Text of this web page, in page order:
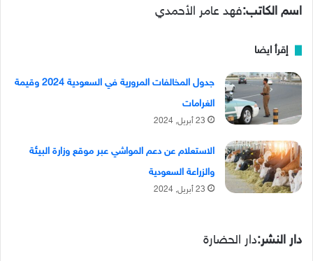
اسم الكاتب:فهد عامر الأحمدي
إقرأ ايضا
جدول المخالفات المرورية في السعودية 2024 وقيمة
الغرامات
23 أبريل, 2024
الاستعلام عن دعم المواشي عبر موقع وزارة البيئة
والزراعة السعودية
23 أبريل, 2024
دار النشر:دار الحضارة